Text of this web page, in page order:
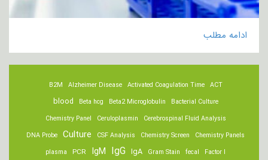
ادامه مطلب
ACT
Activated Coagulation Time
Alzheimer Disease
B2M
Bacterial Culture
Beta2 Microglobulin
Beta hcg
blood
Cerebrospinal Fluid Analysis
Ceruloplasmin
Chemistry Panel
Chemistry Panels
Chemistry Screen
CSF Analysis
Culture
DNA Probe
Factor I
fecal
Gram Stain
IgA
IgG
IgM
PCR
plasma